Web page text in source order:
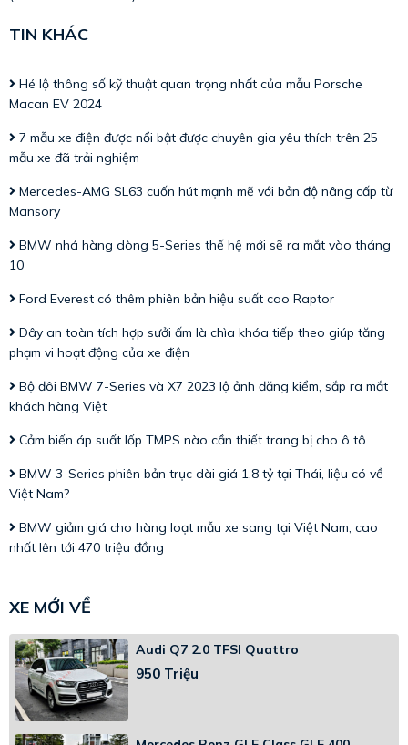
TIN KHÁC
Hé lộ thông số kỹ thuật quan trọng nhất của mẫu Porsche
Macan EV 2024
7 mẫu xe điện được nổi bật được chuyên gia yêu thích trên 25
mẫu xe đã trải nghiệm
Mercedes-AMG SL63 cuốn hút mạnh mẽ với bản độ nâng cấp từ
Mansory
BMW nhá hàng dòng 5-Series thế hệ mới sẽ ra mắt vào tháng
10
Ford Everest có thêm phiên bản hiệu suất cao Raptor
Dây an toàn tích hợp sưởi ấm là chìa khóa tiếp theo giúp tăng
phạm vi hoạt động của xe điện
Bộ đôi BMW 7-Series và X7 2023 lộ ảnh đăng kiểm, sắp ra mắt
khách hàng Việt
Cảm biến áp suất lốp TMPS nào cần thiết trang bị cho ô tô
BMW 3-Series phiên bản trục dài giá 1,8 tỷ tại Thái, liệu có về
Việt Nam?
BMW giảm giá cho hàng loạt mẫu xe sang tại Việt Nam, cao
nhất lên tới 470 triệu đồng
XE MỚI VỀ
Audi Q7 2.0 TFSI Quattro
950 Triệu